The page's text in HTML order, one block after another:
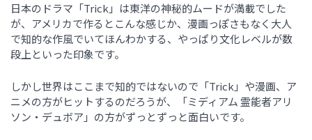
日本のドラマ「Trick」は東洋の神秘的ムードが満載でした
が、アメリカで作るとこんな感じか、漫画っぽさもなく大人
で知的な作風でいてほんわかする、やっぱり文化レベルが数
段上といった印象です。
しかし世界はここまで知的ではないので「Trick」や漫画、ア
ニメの方がヒットするのだろうが、「ミディアム 霊能者アリ
ソン・デュボア」の方がずっとずっと面白いです。